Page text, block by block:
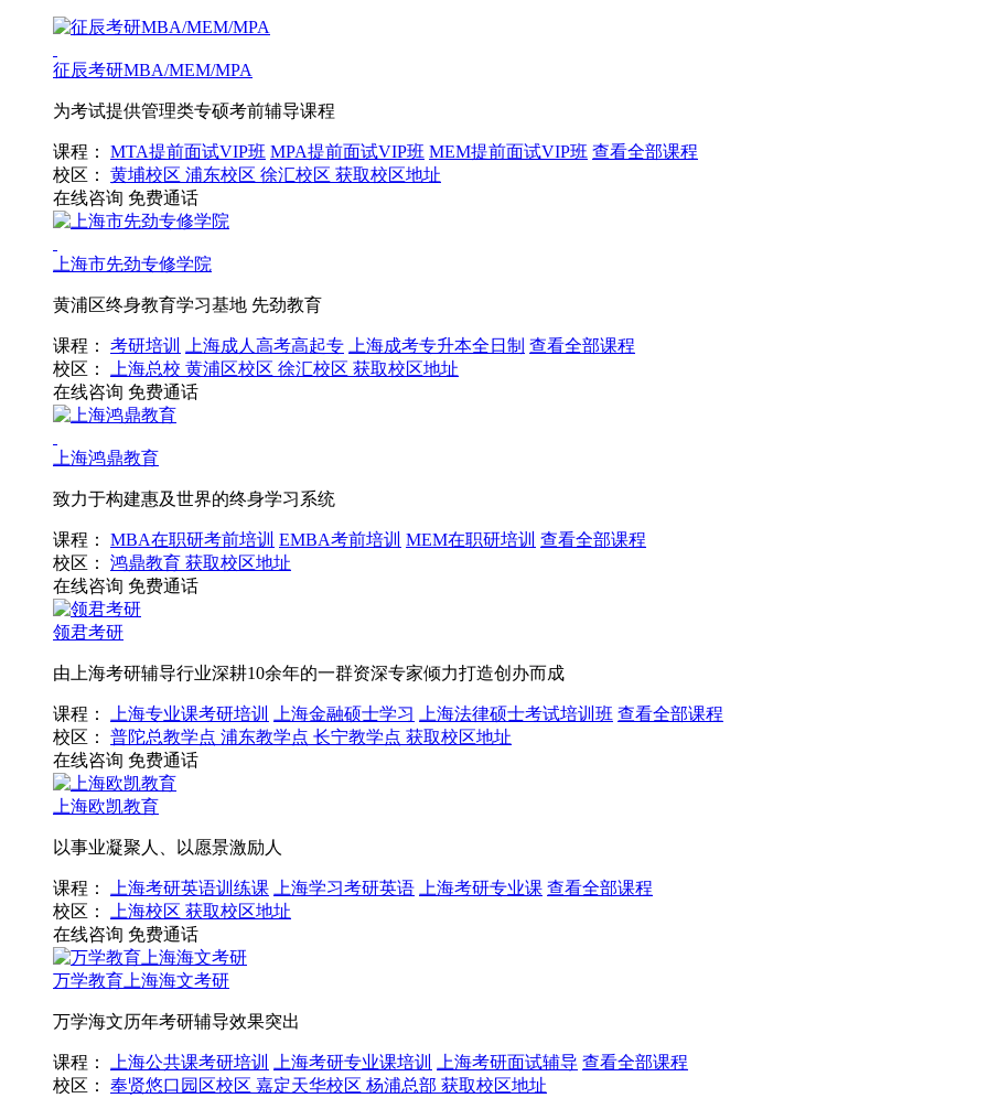
征辰考研MBA/MEM/MPA
为考试提供管理类专硕考前辅导课程
课程： MTA提前面试VIP班 MPA提前面试VIP班 MEM提前面试VIP班 查看全部课程
校区：
黄埔校区 浦东校区 徐汇校区 获取校区地址
在线咨询 免费通话
上海市先劲专修学院
黄浦区终身教育学习基地 先劲教育
课程： 考研培训 上海成人高考高起专 上海成考专升本全日制 查看全部课程
校区：
上海总校 黄浦区校区 徐汇校区 获取校区地址
在线咨询 免费通话
上海鸿鼎教育
致力于构建惠及世界的终身学习系统
课程： MBA在职研考前培训 EMBA考前培训 MEM在职研培训 查看全部课程
校区：
鸿鼎教育 获取校区地址
在线咨询 免费通话
领君考研
由上海考研辅导行业深耕10余年的一群资深专家倾力打造创办而成
课程： 上海专业课考研培训 上海金融硕士学习 上海法律硕士考试培训班 查看全部课程
校区：
普陀总教学点 浦东教学点 长宁教学点 获取校区地址
在线咨询 免费通话
上海欧凯教育
以事业凝聚人、以愿景激励人
课程： 上海考研英语训练课 上海学习考研英语 上海考研专业课 查看全部课程
校区：
上海校区 获取校区地址
在线咨询 免费通话
万学教育上海海文考研
万学海文历年考研辅导效果突出
课程： 上海公共课考研培训 上海考研专业课培训 上海考研面试辅导 查看全部课程
校区：
奉贤悠口园区校区 嘉定天华校区 杨浦总部 获取校区地址